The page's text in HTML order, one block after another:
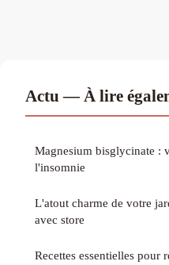
Actu — À lire
Magnesium bisglycinate :
l'insomnie
L'atout charme de votre
avec store
Recettes essentielles pour